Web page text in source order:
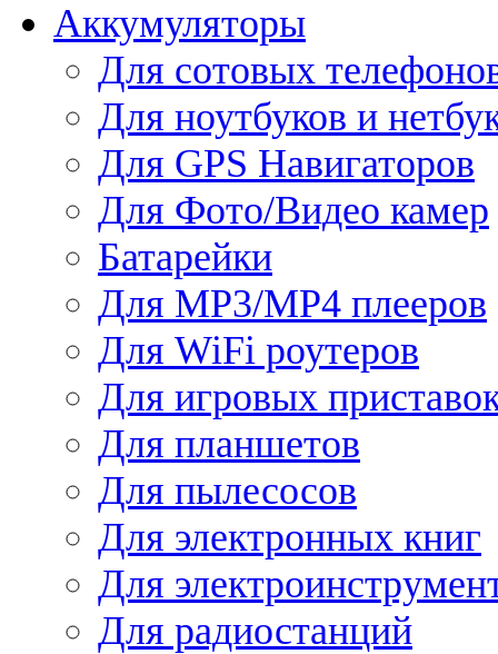
Аккумуляторы
Для сотовых
Для ноутбуков и
Для GPS Навигаторов
Для Фото/Видео камер
Батарейки
Для MP3/MP4 плееров
Для WiFi роутеров
Для игровых
Для планшетов
Для пылесосов
Для электронных книг
Для
Для радиостанций